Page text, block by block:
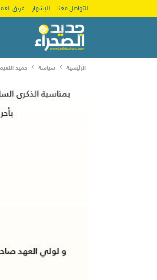
للتواصل معنا للإشهار فريق
الرئيسية سياسة حميد